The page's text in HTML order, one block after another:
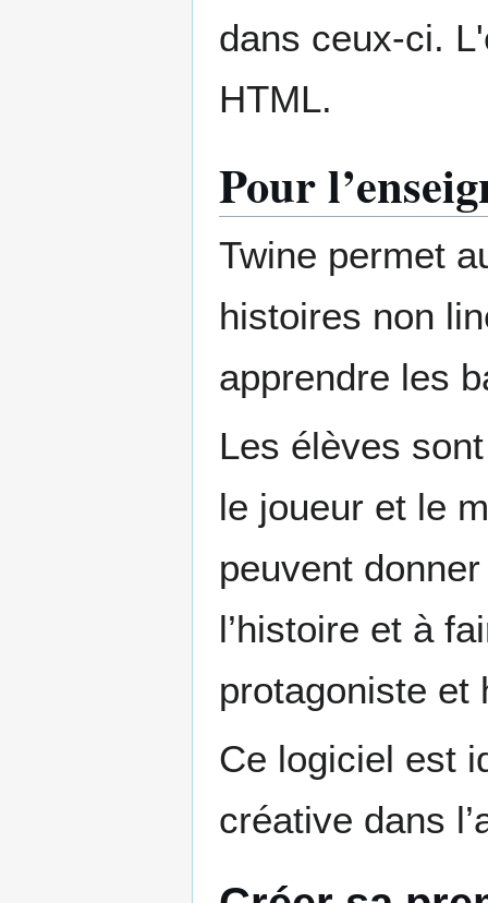
dans ceux-ci.
HTML.
Pour
Twine permet
histoires non
apprendre les
Les élèves
le joueur et le
peuvent
l’histoire et à
protagoniste et
Ce logiciel est
créative dans